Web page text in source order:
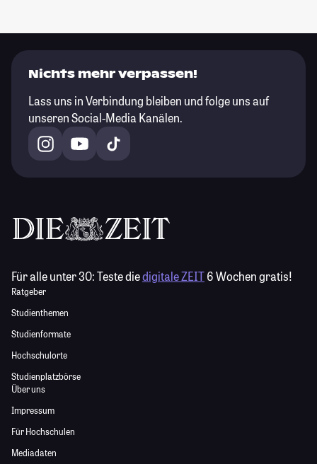
Nichts mehr verpassen!
Lass uns in Verbindung bleiben und folge uns auf
unseren Social-Media Kanälen.
Für alle unter 30:Teste diedigitale ZEIT6 Wochen gratis!
Ratgeber
Studienthemen
Studienformate
Hochschulorte
Studienplatzbörse
Über uns
Impressum
Für Hochschulen
Mediadaten